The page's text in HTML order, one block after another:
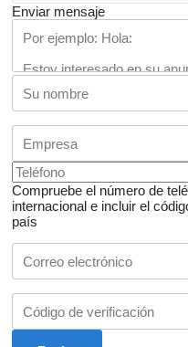
Enviar mensaje
Compruebe el número de
internacional e incluir el
país